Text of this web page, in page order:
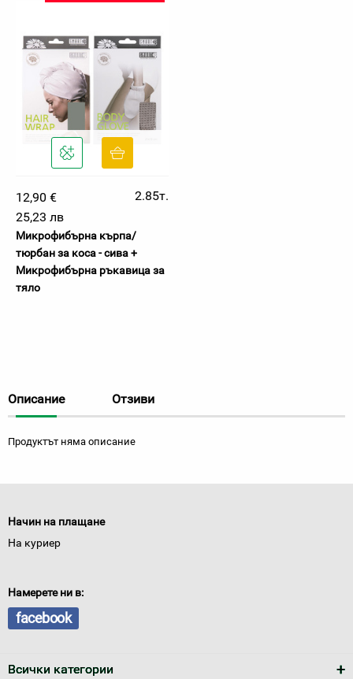
12,90 €
2.85т.
25,23 лв
Микрофибърна кърпа/
тюрбан за коса - сива +
Микрофибърна ръкавица за
тяло
Описание Отзиви
Продуктът няма описание
Начин на плащане
На куриер
Намерете ни в:
facebook
Всички категории